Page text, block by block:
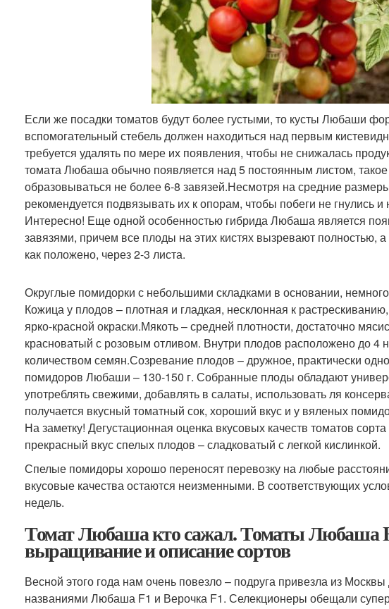
Если же посадки томатов будут более густыми, то кусты Любаши
вспомогательный стебель должен находиться над первым
требуется удалять по мере их появления, чтобы не снижалась
томата Любаша обычно появляется над 5 постоянным листом,
образовываться не более 6-8 завязей.Несмотря на средние
рекомендуется подвязывать их к опорам, чтобы побеги не гнулись
Интересно! Еще одной особенностью гибрида Любаша является
завязями, причем все плоды на этих кистях вызревают полностью,
как положено, через 2-3 листа.
Округлые помидорки с небольшими складками в основании,
Кожица у плодов – плотная и гладкая, несклонная к
ярко-красной окраски.Мякоть – средней плотности, достаточно
красноватый с розовым отливом. Внутри плодов расположено до
количеством семян.Созревание плодов – дружное, практически
помидоров Любаши – 130-150 г. Собранные плоды обладают
употреблять свежими, добавлять в салаты, использовать ля
получается вкусный томатный сок, хороший вкус и у вяленых
На заметку! Дегустационная оценка вкусовых качеств томатов
прекрасный вкус спелых плодов – сладковатый с легкой кислинкой.
Спелые помидоры хорошо переносят перевозку на любые
вкусовые качества остаются неизменными. В соответствующих
недель.
Томат Любаша кто сажал. Томаты Любаша
выращивание и описание сортов
Весной этого года нам очень повезло – подруга привезла из
названиями Любаша F1 и Верочка F1. Селекционеры обещали